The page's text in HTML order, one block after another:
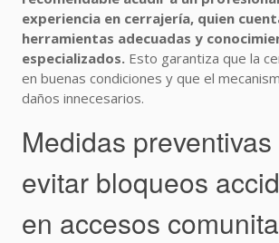
experiencia en cerrajería, quien
herramientas adecuadas y
especializados. Esto garantiza que la
en buenas condiciones y que el
daños innecesarios.
Medidas
evitar bloqueos
en accesos